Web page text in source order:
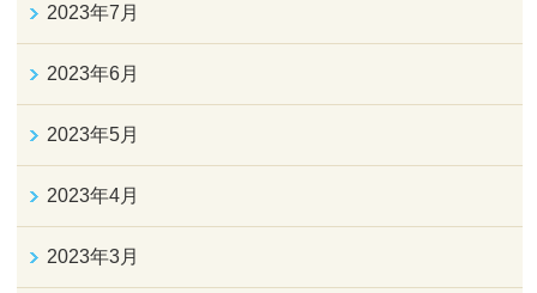
2023年7月
2023年6月
2023年5月
2023年4月
2023年3月